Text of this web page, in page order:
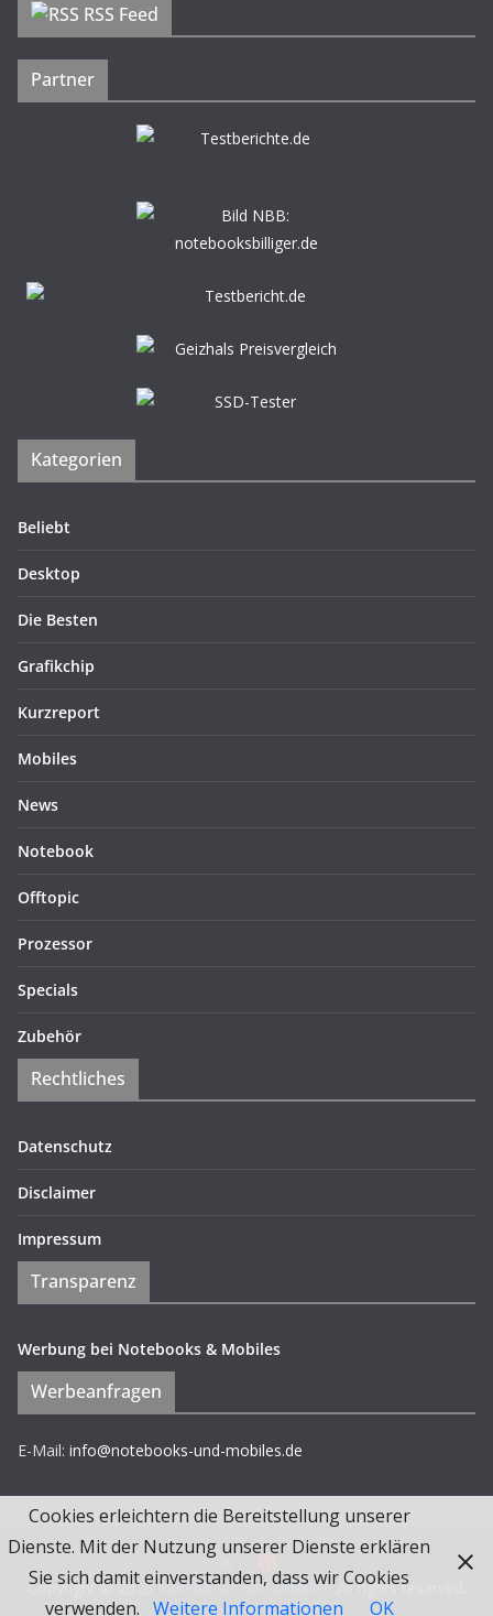
RSS Feed
Partner
Kategorien
Beliebt
Desktop
Die Besten
Grafikchip
Kurzreport
Mobiles
News
Notebook
Offtopic
Prozessor
Specials
Zubehör
Rechtliches
Datenschutz
Disclaimer
Impressum
Transparenz
Werbung bei Notebooks & Mobiles
Werbeanfragen
E-Mail: info@notebooks-und-mobiles.de
Copyright © 2026Notebooks und Mobiles. All rights reserved.
Cookies erleichtern die Bereitstellung unserer
Dienste. Mit der Nutzung unserer Dienste erklären
Sie sich damit einverstanden, dass wir Cookies
verwenden. Weitere Informationen OK